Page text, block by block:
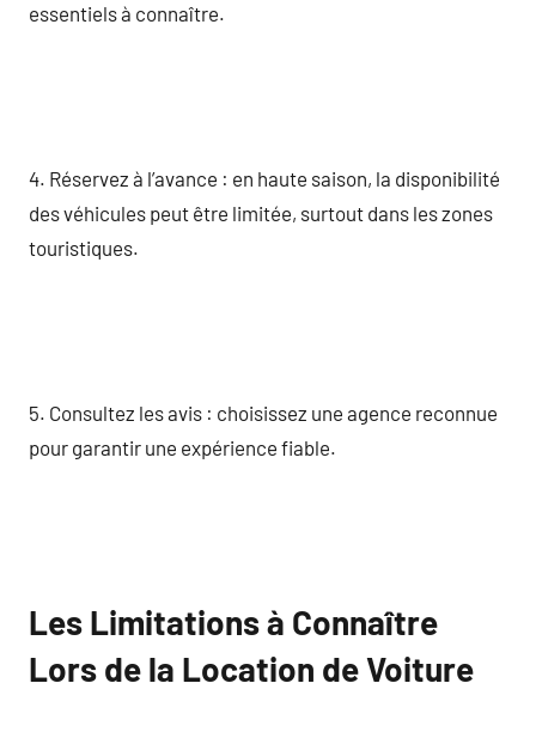
essentiels à connaître.
4. Réservez à l’avance : en haute saison, la disponibilité
des véhicules peut être limitée, surtout dans les zones
touristiques.
5. Consultez les avis : choisissez une agence reconnue
pour garantir une expérience fiable.
Les Limitations à Connaître
Lors de la Location de Voiture